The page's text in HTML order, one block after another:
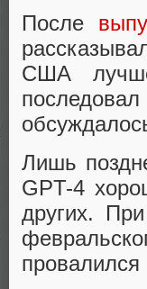
После
США
Лишь
GPT-4
других.